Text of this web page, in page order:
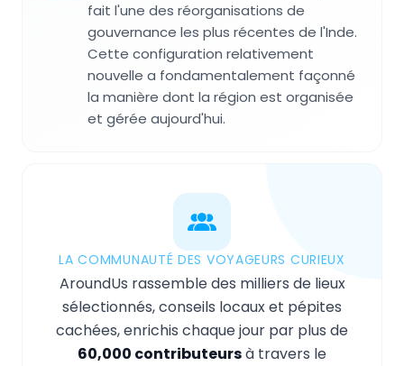
fait l'une des réorganisations de
gouvernance les plus récentes de l'Inde.
Cette configuration relativement
nouvelle a fondamentalement façonné
la manière dont la région est organisée
et gérée aujourd'hui.
LA COMMUNAUTÉ DES VOYAGEURS CURIEUX
AroundUs rassemble des milliers de lieux
sélectionnés, conseils locaux et pépites
cachées, enrichis chaque jour par plus de
60,000 contributeursà travers le